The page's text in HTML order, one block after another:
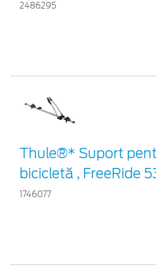
2486295
Thule®* Suport
bicicletă , FreeRide
1746077